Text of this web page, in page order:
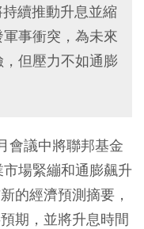
續推動升息並縮
事衝突，為未來
但壓力不如通膨
會議中將聯邦基金
場緊繃和通膨飆升
的經濟預測摘要，
期，並將升息時間